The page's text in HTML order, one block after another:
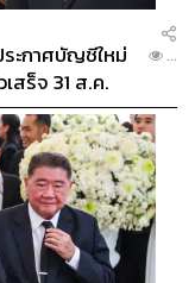
ะกาศบัญชีใหม่
สร็จ 31 ส.ค.
...